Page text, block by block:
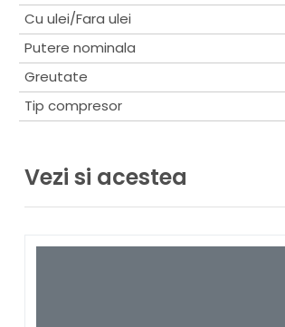
Cu ulei/Fara ulei
Putere nominala
Greutate
Tip compresor
Vezi si acestea